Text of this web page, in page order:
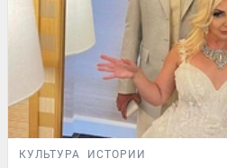
КУЛЬТУРА ИСТОРИИ